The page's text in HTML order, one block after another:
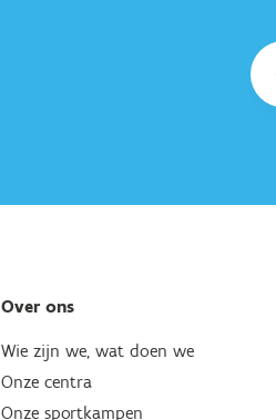
Over ons
Wie zijn we, wat doen we
Onze centra
Onze sportkampen